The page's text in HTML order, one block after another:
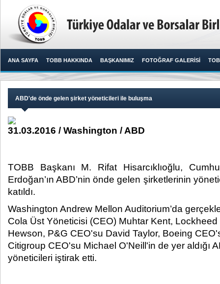
ANA SAYFA TOBB HAKKINDA BAŞKANIMIZ FOTOĞRAF GALERİSİ
ABD'de önde gelen şirket yöneticileri ile buluşma
31.03.2016 / Washington / ABD
TOBB Başkanı M. Rifat Hisarcıklıoğlu,
Erdoğan’ın ABD’nin önde gelen şirketlerinin
katıldı.​
Washington Andrew Mellon Auditorium’da
Cola Üst Yöneticisi (CEO) Muhtar Kent,
Hewson, P&G CEO'su David Taylor, Boeing
Citigroup CEO'su Michael O'Neill'in de yer aldığı
yöneticileri iştirak etti.